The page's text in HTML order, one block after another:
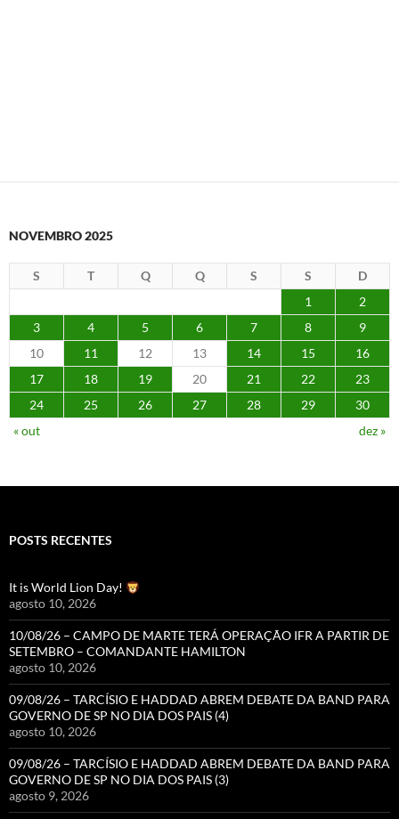
NOVEMBRO 2025
S T Q Q S S
D
1
2
3
4 5 6 7 8
9
10
11 12 13 14 15
16
17
18 19 20 21 22
23
24
25 26 27 28 29
30
« out
dez »
POSTS RECENTES
It is World Lion Day!
agosto 10, 2026
10/08/26 – CAMPO DE MARTE TERÁ OPERAÇÃO IFR A PARTIR DE
SETEMBRO – COMANDANTE HAMILTON
agosto 10, 2026
09/08/26 – TARCÍSIO E HADDAD ABREM DEBATE DA BAND PARA
GOVERNO DE SP NO DIA DOS PAIS (4)
agosto 10, 2026
09/08/26 – TARCÍSIO E HADDAD ABREM DEBATE DA BAND PARA
GOVERNO DE SP NO DIA DOS PAIS (3)
agosto 9, 2026